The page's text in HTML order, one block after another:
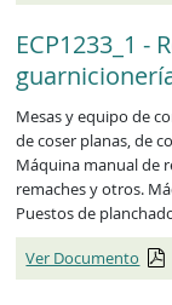
ECP1233_1 -
Mesas y equipo de
de coser planas, de
Máquina manual de
remaches y otros.
Puestos de
Ver Documento